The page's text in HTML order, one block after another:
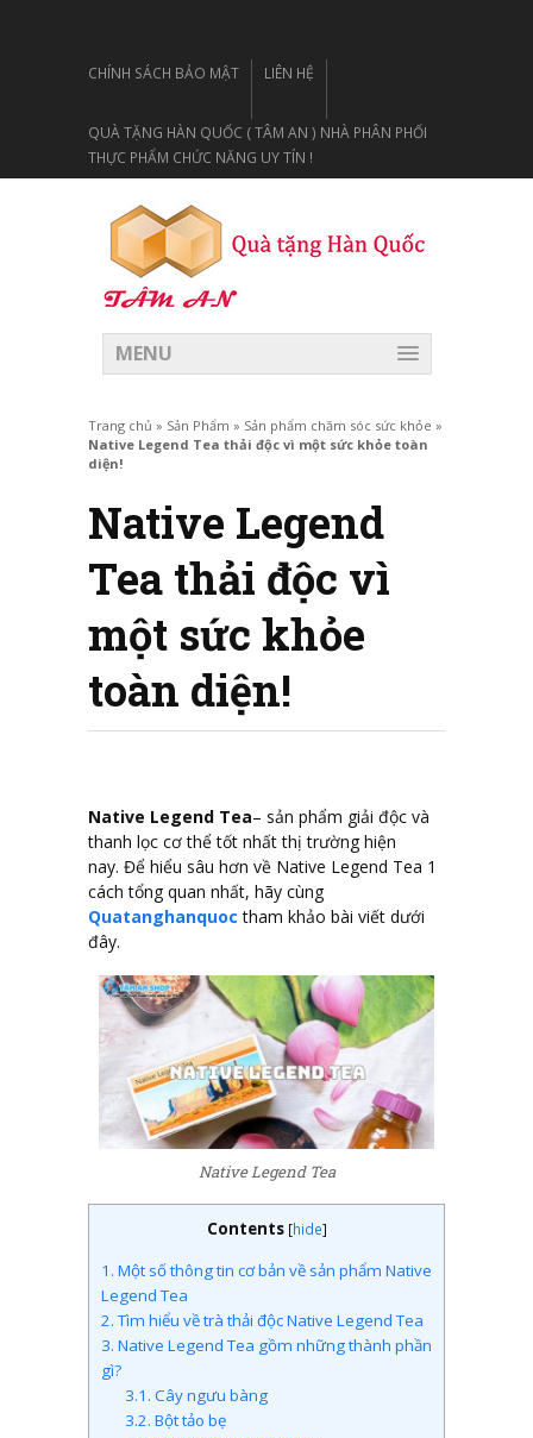
CHÍNH SÁCH BẢO MẬT LIÊN HỆ
QUÀ TẶNG HÀN QUỐC ( TÂM AN ) NHÀ PHÂN PHỐI
THỰC PHẨM CHỨC NĂNG UY TÍN !
MENU
Trang chủ » Sản Phẩm » Sản phẩm chăm sóc sức khỏe »
Native Legend Tea thải độc vì một sức khỏe toàn
diện!
Native Legend
Tea thải độc vì
một sức khỏe
toàn diện!
Native Legend Tea– sản phẩm giải độc và
thanh lọc cơ thể tốt nhất thị trường hiện
nay. Để hiểu sâu hơn về Native Legend Tea 1
cách tổng quan nhất, hãy cùng
Quatanghanquoc tham khảo bài viết dưới
đây.
Native Legend Tea
Contents [hide]
1. Một số thông tin cơ bản về sản phẩm Native
Legend Tea
2.Tìm hiểu về trà thải độc Native Legend Tea
3. Native Legend Tea gồm những thành phần
gì?
3.1. Cây ngưu bàng
3.2. Bột tảo bẹ